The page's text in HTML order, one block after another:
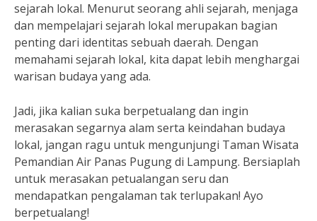
sejarah lokal. Menurut seorang ahli sejarah, menjaga
dan mempelajari sejarah lokal merupakan bagian
penting dari identitas sebuah daerah. Dengan
memahami sejarah lokal, kita dapat lebih menghargai
warisan budaya yang ada.
Jadi, jika kalian suka berpetualang dan ingin
merasakan segarnya alam serta keindahan budaya
lokal, jangan ragu untuk mengunjungi Taman Wisata
Pemandian Air Panas Pugung di Lampung. Bersiaplah
untuk merasakan petualangan seru dan
mendapatkan pengalaman tak terlupakan! Ayo
berpetualang!